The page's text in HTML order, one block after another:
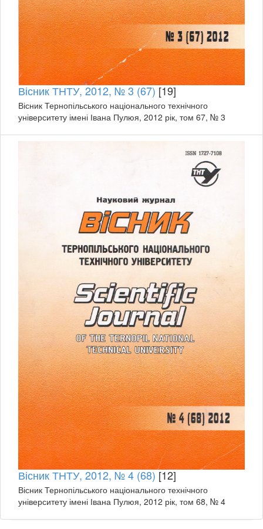
Вісник ТНТУ, 2012, № 3 (67) [19]
Вісник Тернопільського національного технічного
університету імені Івана Пулюя, 2012 рік, том 67, № 3
Вісник ТНТУ, 2012, № 4 (68) [12]
Вісник Тернопільського національного технічного
університету імені Івана Пулюя, 2012 рік, том 68, № 4